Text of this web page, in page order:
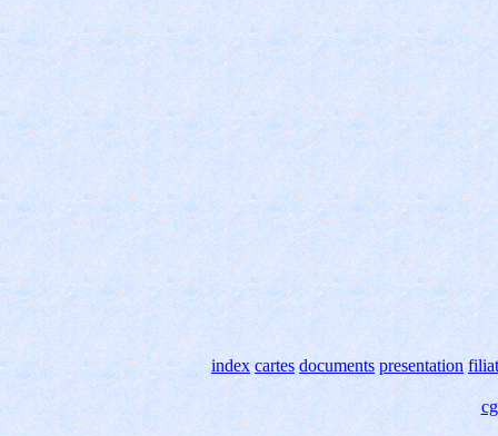
index cartes documents presentation